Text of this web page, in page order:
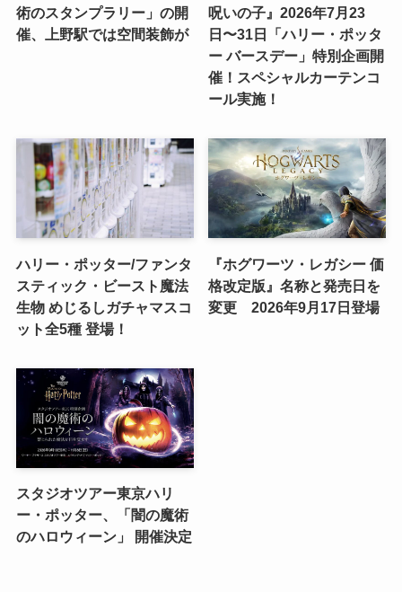
術のスタンプラリー」の開
催、上野駅では空間装飾が
呪いの子』2026年7月23
日〜31日「ハリー・ポッタ
ー バースデー」特別企画開
催！スペシャルカーテンコ
ール実施！
ハリー・ポッター/ファンタ
スティック・ビースト魔法
生物 めじるしガチャマスコ
ット全5種 登場！
『ホグワーツ・レガシー 価
格改定版』名称と発売日を
変更 2026年9月17日登場
スタジオツアー東京ハリ
ー・ポッター、「闇の魔術
のハロウィーン」 開催決定